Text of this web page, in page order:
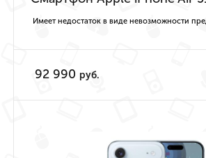
Имеет недостаток в виде невозможности
92 990 руб.